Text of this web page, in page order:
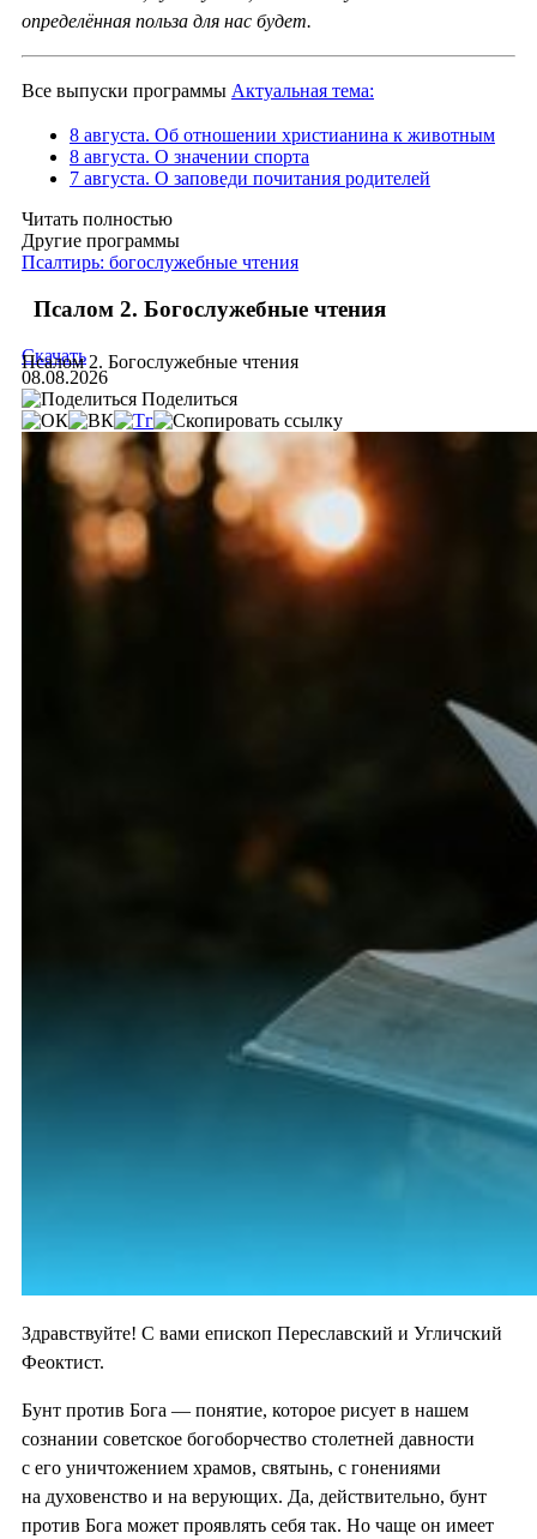
определённая польза для нас будет.
Все выпуски программы Актуальная тема:
8 августа. Об отношении христианина к животным
8 августа. О значении спорта
7 августа. О заповеди почитания родителей
Читать полностью
Другие программы
Псалтирь: богослужебные чтения
Псалом 2. Богослужебные чтения
Псалом 2. Богослужебные чтения
Скачать
08.08.2026
Поделиться
Здравствуйте! С вами епископ Переславский и Угличский
Феоктист.
Бунт против Бога — понятие, которое рисует в нашем
сознании советское богоборчество столетней давности
с его уничтожением храмов, святынь, с гонениями
на духовенство и на верующих. Да, действительно, бунт
против Бога может проявлять себя так. Но чаще он имеет